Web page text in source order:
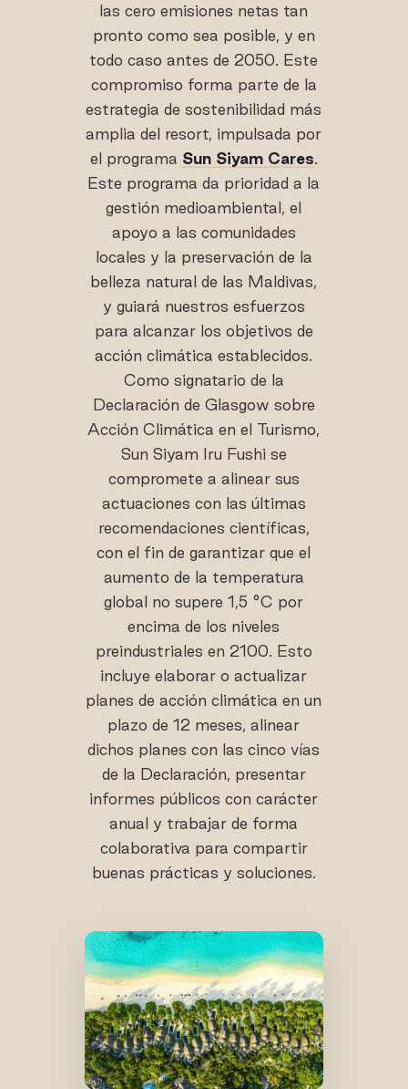
las cero emisiones netas tan
pronto como sea posible, y en
todo caso antes de 2050. Este
compromiso forma parte de la
estrategia de sostenibilidad más
amplia del resort, impulsada por
el programa Sun Siyam Cares.
Este programa da prioridad a la
gestión medioambiental, el
apoyo a las comunidades
locales y la preservación de la
belleza natural de las Maldivas,
y guiará nuestros esfuerzos
para alcanzar los objetivos de
acción climática establecidos.
Como signatario de la
Declaración de Glasgow sobre
Acción Climática en el Turismo,
Sun Siyam Iru Fushi se
compromete a alinear sus
actuaciones con las últimas
recomendaciones científicas,
con el fin de garantizar que el
aumento de la temperatura
global no supere 1,5 °C por
encima de los niveles
preindustriales en 2100. Esto
incluye elaborar o actualizar
planes de acción climática en un
plazo de 12 meses, alinear
dichos planes con las cinco vías
de la Declaración, presentar
informes públicos con carácter
anual y trabajar de forma
colaborativa para compartir
buenas prácticas y soluciones.